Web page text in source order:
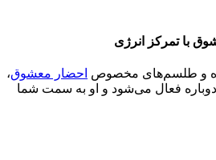
با تمرکز انرژی
و طلسم‌های مخصوص احضار معشوق،
فعال می‌شود و او به سمت شما